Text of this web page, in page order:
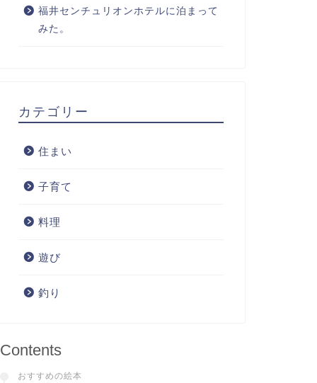
福井センチュリオンホテルに泊まって
みた。
カテゴリー
住まい
子育て
料理
遊び
釣り
Contents
おすすめの絵本